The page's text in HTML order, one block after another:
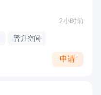
2小时前
晋升空间
申请